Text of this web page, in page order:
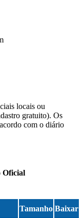
locais ou
gratuito). Os
com o diário
Oficial
Tamanho Baixar